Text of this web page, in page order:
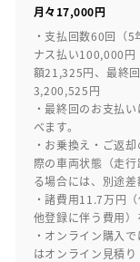
月々17,000円
・支払回数60回（
ナス払い100,000
額21,325円、最終
3,200,525円
・最終回のお支払
べます。
・お乗換え・ご返
際の車両状態（走
る場合には、別途差
・諸費用11.7万円
他登録に伴う費用）
・オンライン購入
はオンライン見積り